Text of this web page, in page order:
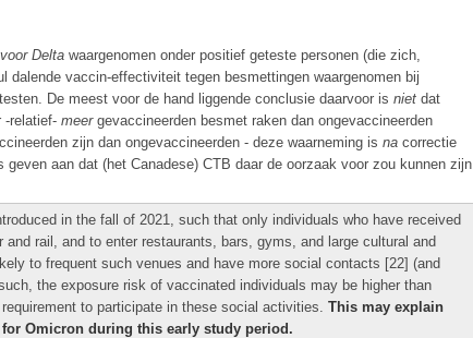
voor Delta waargenomen onder positief geteste personen (die zich,
dalende vaccin-effectiviteit tegen besmettingen waargenomen bij
De meest voor de hand liggende conclusie daarvoor is niet dat
-relatief- meergevaccineerden besmet raken dan ongevaccineerden
zijn dan ongevaccineerden - deze waarneming is na correctie
aan dat (het Canadese) CTB daar de oorzaak voor zou kunnen
in the fall of 2021, such that only individuals who have received
rail, and to enter restaurants, bars, gyms, and large cultural and
to frequent such venues and have more social contacts [22] (and
the exposure risk of vaccinated individuals may be higher than
to participate in these social activities. This may explain
Omicron during this early study period.